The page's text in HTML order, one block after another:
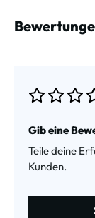
Gib eine
Teile deine
Kunden.